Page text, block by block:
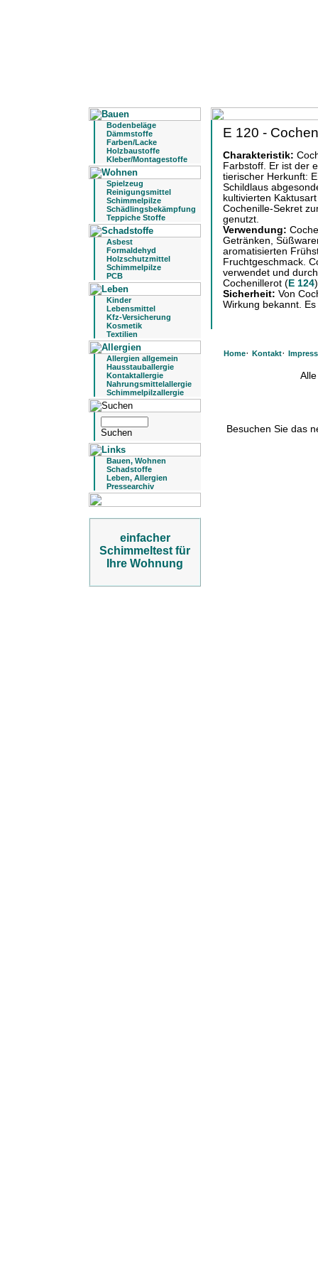
Bodenbeläge
Dämmstoffe
Farben/Lacke
Holzbaustoffe
Kleber/Montagestoffe
Spielzeug
Reinigungsmittel
Schimmelpilze
Schädlingsbekämpfung
Teppiche Stoffe
Asbest
Formaldehyd
Holzschutzmittel
Schimmelpilze
PCB
Kinder
Lebensmittel
Kfz-Versicherung
Kosmetik
Textilien
Allergien allgemein
Hausstauballergie
Kontaktallergie
Nahrungsmittelallergie
Schimmelpilzallergie
Bauen, Wohnen
Schadstoffe
Leben, Allergien
Pressearchiv
einfacher
Schimmeltest für
Ihre Wohnung
E 120 -
Charakteristik:
Farbstoff. Er ist der
tierischer Herkunft:
Schildlaus
kultivierten
Cochenille-Sekret
genutzt.
Verwendung:
Getränken,
aromatisierten
Fruchtgeschmack.
verwendet und
Cochenillerot ( E 124
Sicherheit: Von
Wirkung bekannt.
Home· Kontakt·
Besuchen Sie das